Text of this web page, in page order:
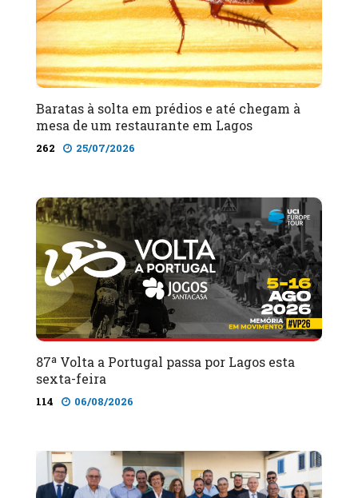
Baratas à solta em prédios e até chegam à
mesa de um restaurante em Lagos
262 25/07/2026
87ª Volta a Portugal passa por Lagos esta
sexta-feira
114 06/08/2026